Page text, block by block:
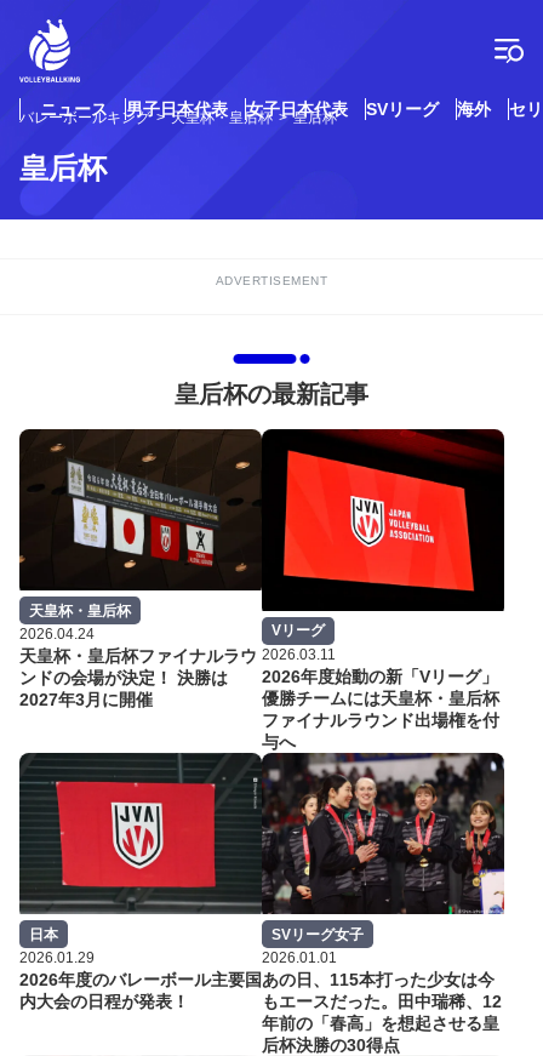
テ
ツ
ニュース 男子日本代表 女子日本代表 SVリーグ 海外 セ
バレーボールキング 天皇杯・皇后杯 皇后杯
皇后杯
ADVERTISEMENT
皇后杯の最新記事
天皇杯・皇后杯
2026.04.24
天皇杯・皇后杯ファイナルラウ
ンドの会場が決定！ 決勝は
2027年3月に開催
Vリーグ
2026.03.11
2026年度始動の新「Vリーグ」
優勝チームには天皇杯・皇后杯
ファイナルラウンド出場権を付
与へ
日本
2026.01.29
2026年度のバレーボール主要国
内大会の日程が発表！
SVリーグ女子
2026.01.01
あの日、115本打った少女は今
もエースだった。田中瑞稀、12
年前の「春高」を想起させる皇
后杯決勝の30得点